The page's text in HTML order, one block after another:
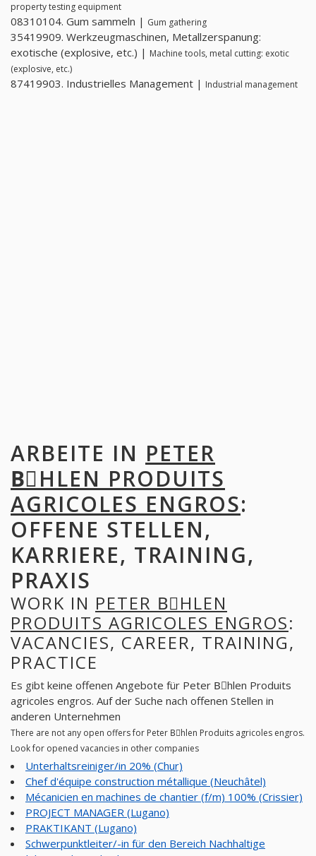
property testing equipment
08310104. Gum sammeln | Gum gathering
35419909. Werkzeugmaschinen, Metallzerspanung:
exotische (explosive, etc.) | Machine tools, metal cutting: exotic
(explosive, etc.)
87419903. Industrielles Management | Industrial management
ARBEITE IN PETER
BِHLEN PRODUITS
AGRICOLES ENGROS:
OFFENE STELLEN,
KARRIERE, TRAINING,
PRAXIS
WORK IN PETER BِHLEN
PRODUITS AGRICOLES ENGROS:
VACANCIES, CAREER, TRAINING,
PRACTICE
Es gibt keine offenen Angebote für Peter Bِhlen Produits
agricoles engros. Auf der Suche nach offenen Stellen in
anderen Unternehmen
There are not any open offers for Peter Bِhlen Produits agricoles engros.
Look for opened vacancies in other companies
Unterhaltsreiniger/in 20% (Chur)
Chef d'équipe construction métallique (Neuchâtel)
Mécanicien en machines de chantier (f/m) 100% (Crissier)
PROJECT MANAGER (Lugano)
PRAKTIKANT (Lugano)
Schwerpunktleiter/-in für den Bereich Nachhaltige